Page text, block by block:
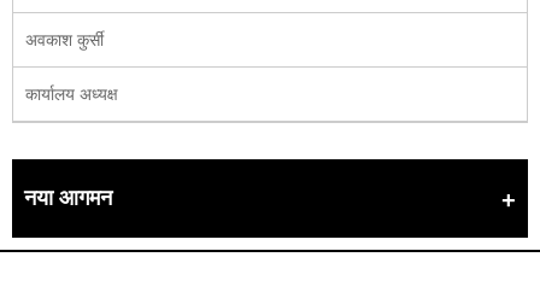
अवकाश कुर्सी
कार्यालय अध्यक्ष
नया आगमन